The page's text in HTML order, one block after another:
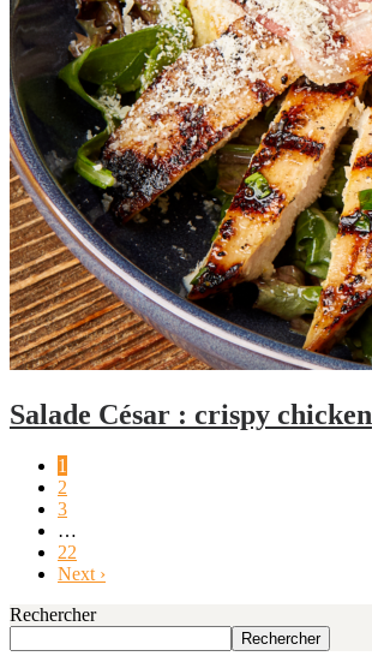
Salade César : crispy chicken
1
2
3
…
22
Next ›
Rechercher
Rechercher